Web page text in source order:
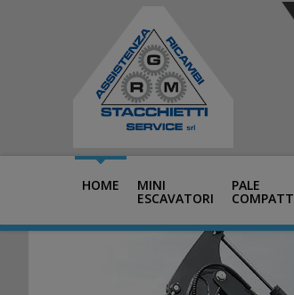
HOME MINI
ESCAVATORI
PALE